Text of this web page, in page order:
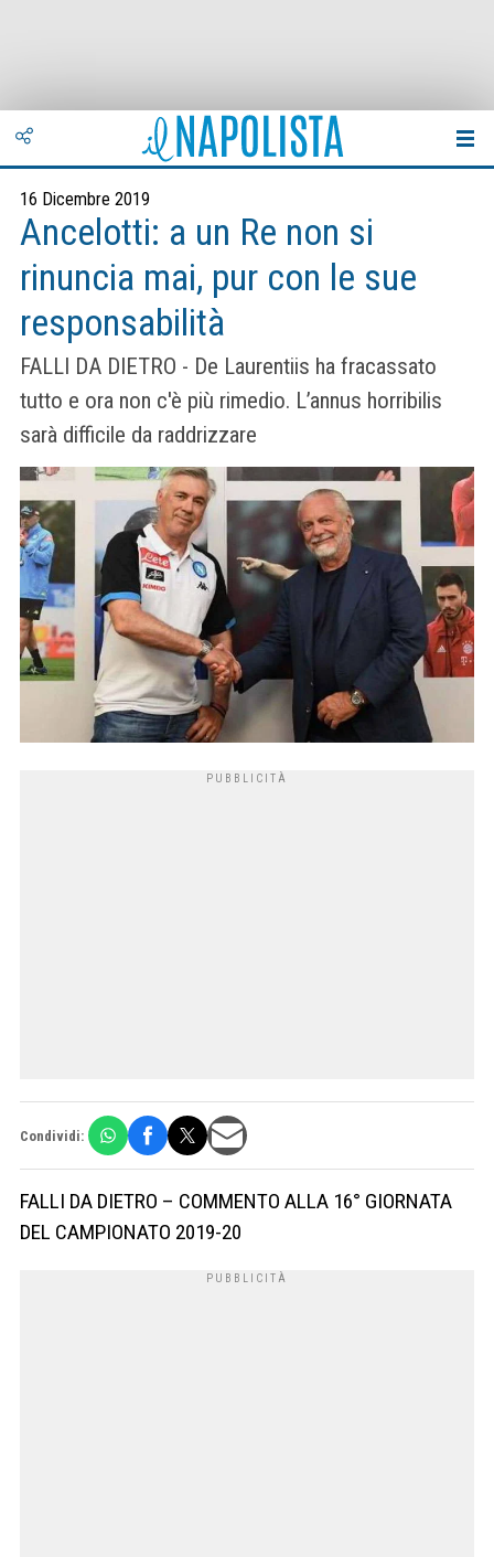
16 Dicembre 2019
Ancelotti: a un Re non si
rinuncia mai, pur con le sue
responsabilità
FALLI DA DIETRO - De Laurentiis ha fracassato
tutto e ora non c'è più rimedio. L’annus horribilis
sarà difficile da raddrizzare
Condividi:
FALLI DA DIETRO – COMMENTO ALLA 16° GIORNATA
DEL CAMPIONATO 2019-20